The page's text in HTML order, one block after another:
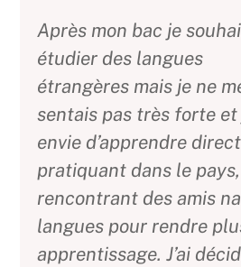
Après mon bac je
étudier des langues
étrangères mais je ne
sentais pas très forte et
envie d’apprendre
pratiquant dans le
rencontrant des amis
langues pour rendre
apprentissage. J’ai